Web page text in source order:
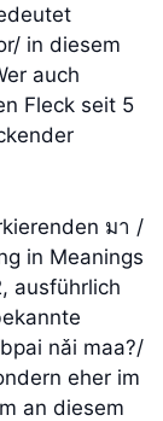
in diesem
auch
Fleck seit 5
มา /
in Meanings
ausführlich
nǎi maa?/
eher im
an diesem